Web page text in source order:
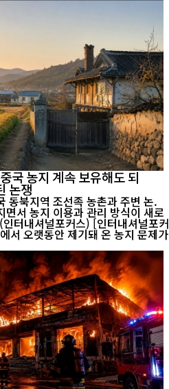
국 농지 계속 보유해도 되
논쟁
동북지역 조선족 농촌과 주변 논.
서 농지 이용과 관리 방식이 새로
포커스) [인터내셔널포커
서 오랫동안 제기돼 온 농지 문제가